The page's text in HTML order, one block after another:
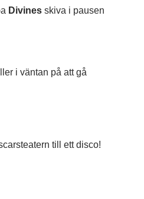
Divines skiva i pausen
i väntan på att gå
till ett disco!